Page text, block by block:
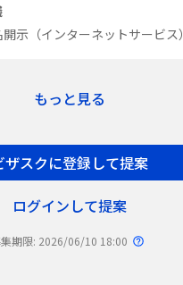
示（インターネットサービス）
もっと見る
ザスクに登録して提案
ログインして提案
期限: 2026/06/10 18:00